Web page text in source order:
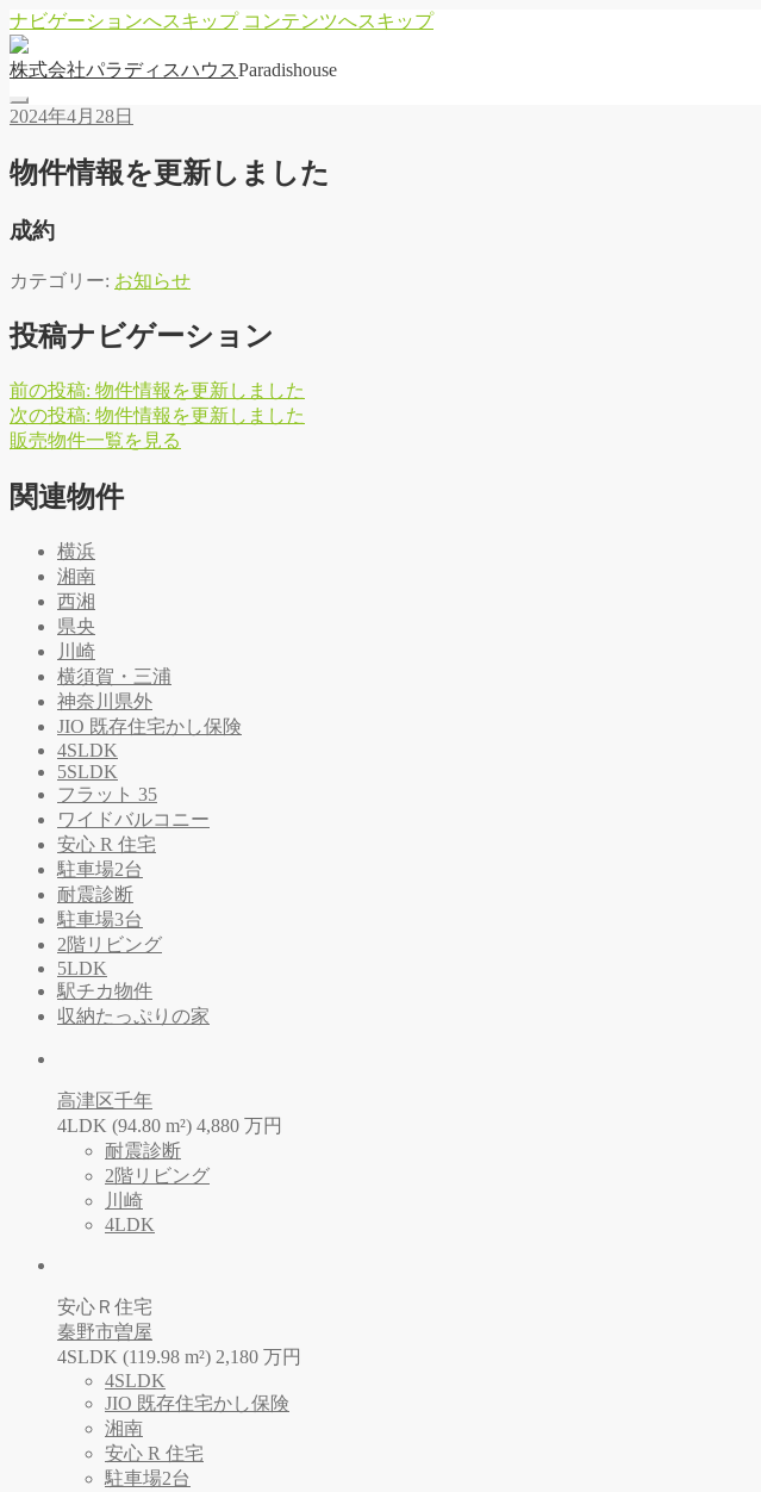
ナビゲーションへスキップ コンテンツへスキップ
株式会社パラディ スハウ スParadishouse
2024年4月28日
物件情報を更新しました
成約
カテゴリー: お知らせ
投稿ナビゲーション
前の投稿: 物件情報を更新しました
次の投稿: 物件情報を更新しました
販売物件一覧を 見る
関連物件
横浜
湘南
西湘
県央
川崎
横須賀・三浦
神奈川県外
JIO 既存住宅かし保険
4SLDK
5SLDK
フラット 35
ワイドバルコニー
安心 R 住宅
駐車場2台
耐震診断
駐車場3台
2階リビング
5LDK
駅チカ物件
収納たっぷりの家
高津区千年
4LDK (94.80 m²) 4,880 万円
耐震診断
2階リビング
川崎
4LDK
安心Ｒ住宅
秦野市曽屋
4SLDK (119.98 m²) 2,180 万円
4SLDK
JIO 既存住宅かし保険
湘南
安心 R 住宅
駐車場2台